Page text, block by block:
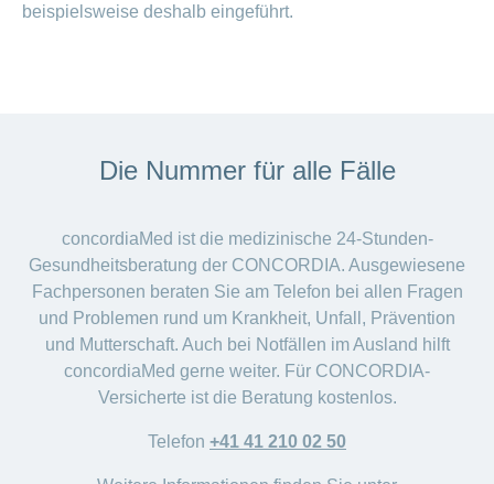
beispielsweise deshalb eingeführt.
Die Nummer für alle Fälle
concordiaMed ist die medizinische 24-Stunden-
Gesundheitsberatung der CONCORDIA. Ausgewiesene
Fachpersonen beraten Sie am Telefon bei allen Fragen
und Problemen rund um Krankheit, Unfall, Prävention
und Mutterschaft. Auch bei Notfällen im Ausland hilft
concordiaMed gerne weiter. Für CONCORDIA-
Versicherte ist die Beratung kostenlos.
Telefon +41 41 210 02 50